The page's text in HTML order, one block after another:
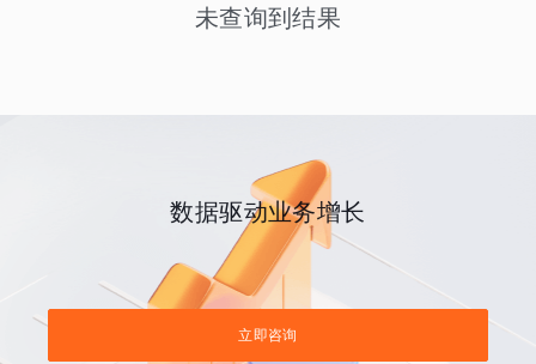
未查询到结果
数据驱动业务增长
立即咨询